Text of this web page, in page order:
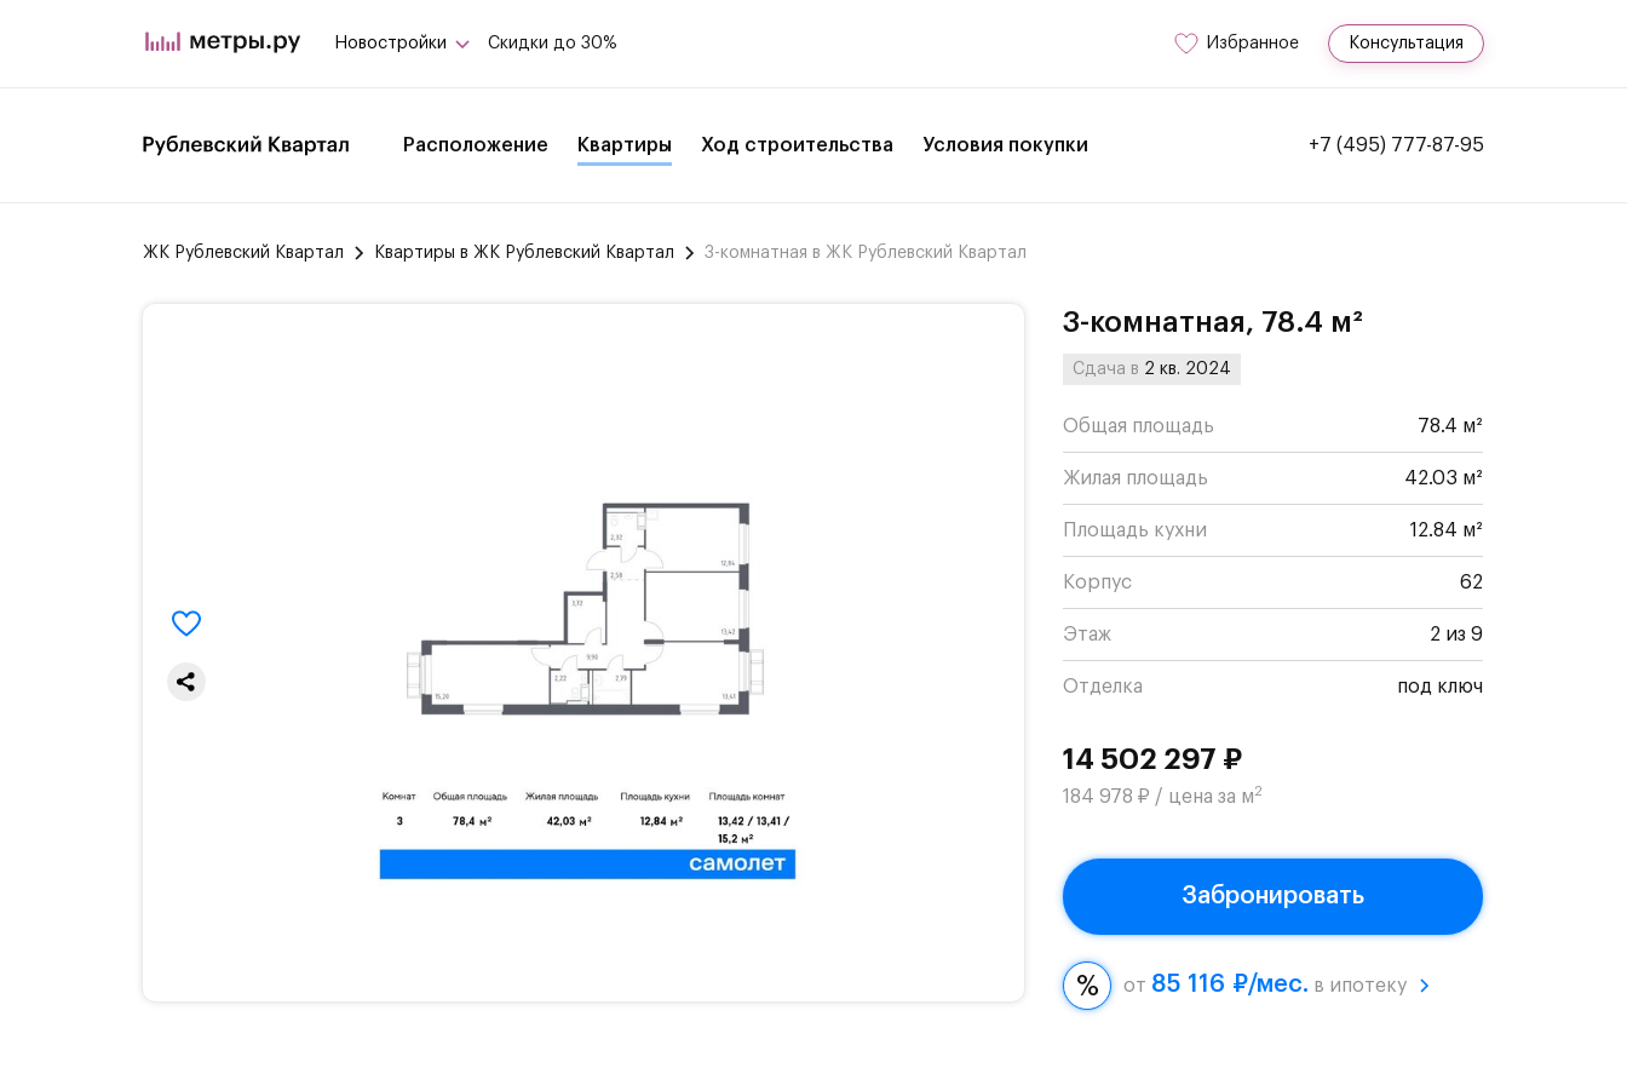
Новостройки Скидки до 30% Избранное Консультация
Расположение Квартиры Ход строительства Условия покупки +7 (495) 777-87-95
ЖК Рублевский Квартал Квартиры в ЖК Рублевский Квартал 3-комнатная в ЖК Рублевский Квартал
3-комнатная, 78.4 м²
Сдача в 2 кв. 2024
Общая площадь 78.4 м²
Жилая площадь 42.03 м²
Площадь кухни 12.84 м²
Корпус 62
Этаж 2 из 9
Отделка под ключ
14 502 297 ₽
184 978 ₽ / цена за м2
Забронировать
от 85 116 ₽/мес. в ипотеку